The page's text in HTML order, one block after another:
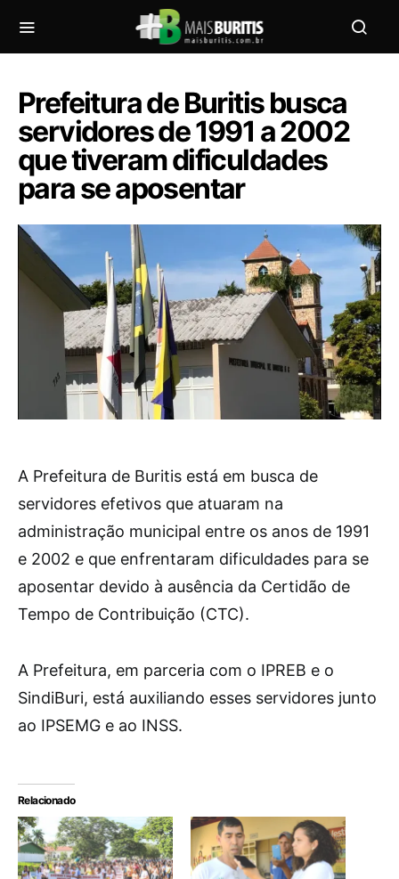
Prefeitura de Buritis busca
servidores de 1991 a 2002
que tiveram dificuldades
para se aposentar
A Prefeitura de Buritis está em busca de
servidores efetivos que atuaram na
administração municipal entre os anos de 1991
e 2002 e que enfrentaram dificuldades para se
aposentar devido à ausência da Certidão de
Tempo de Contribuição (CTC).
A Prefeitura, em parceria com o IPREB e o
SindiBuri, está auxiliando esses servidores junto
ao IPSEMG e ao INSS.
Relacionado